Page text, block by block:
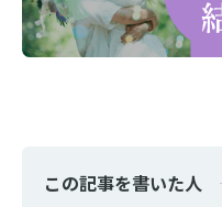
この記事を書いた人